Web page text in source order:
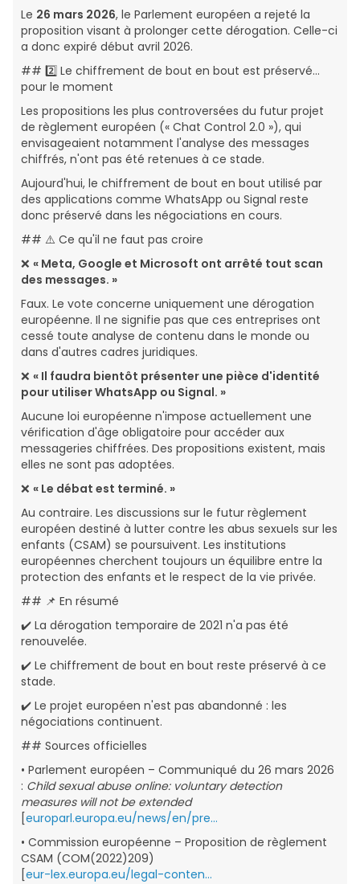
Le 26 mars 2026, le Parlement européen a rejeté la
proposition visant à prolonger cette dérogation. Celle-ci
a donc expiré début avril 2026.
## 2️⃣ Le chiffrement de bout en bout est préservé...
pour le moment
Les propositions les plus controversées du futur projet
de règlement européen (« Chat Control 2.0 »), qui
envisageaient notamment l'analyse des messages
chiffrés, n'ont pas été retenues à ce stade.
Aujourd'hui, le chiffrement de bout en bout utilisé par
des applications comme WhatsApp ou Signal reste
donc préservé dans les négociations en cours.
## ⚠️ Ce qu'il ne faut pas croire
❌ « Meta, Google et Microsoft ont arrêté tout scan
des messages. »
Faux. Le vote concerne uniquement une dérogation
européenne. Il ne signifie pas que ces entreprises ont
cessé toute analyse de contenu dans le monde ou
dans d'autres cadres juridiques.
❌ « Il faudra bientôt présenter une pièce d'identité
pour utiliser WhatsApp ou Signal. »
Aucune loi européenne n'impose actuellement une
vérification d'âge obligatoire pour accéder aux
messageries chiffrées. Des propositions existent, mais
elles ne sont pas adoptées.
❌ « Le débat est terminé. »
Au contraire. Les discussions sur le futur règlement
européen destiné à lutter contre les abus sexuels sur les
enfants (CSAM) se poursuivent. Les institutions
européennes cherchent toujours un équilibre entre la
protection des enfants et le respect de la vie privée.
## 📌 En résumé
✔️ La dérogation temporaire de 2021 n'a pas été
renouvelée.
✔️ Le chiffrement de bout en bout reste préservé à ce
stade.
✔️ Le projet européen n'est pas abandonné : les
négociations continuent.
## Sources officielles
• Parlement européen – Communiqué du 26 mars 2026
: Child sexual abuse online: voluntary detection
measures will not be extended
[europarl.europa.eu/news/en/pre…
• Commission européenne – Proposition de règlement
CSAM (COM(2022)209)
[eur-lex.europa.eu/legal-conten…